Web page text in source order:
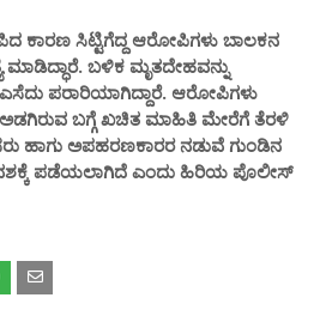
ಕಾರಣ ಸಿಟ್ಟಿಗೆದ್ದ ಆರೋಪಿಗಳು ಬಾಲಕನ
ಮಾಡಿದ್ಧಾರೆ. ಬಳಿಕ ಮೃತದೇಹವನ್ನು
ಎಸೆದು ಪರಾರಿಯಾಗಿದ್ದಾರೆ. ಆರೋಪಿಗಳು
ಅಡಗಿರುವ ಬಗ್ಗೆ ಖಚಿತ ಮಾಹಿತಿ ಮೇರೆಗೆ ತೆರಳಿ
ಹಾಗು ಅಪಹರಣಕಾರರ ನಡುವೆ ಗುಂಡಿನ
ವಶಕ್ಕೆ ಪಡೆಯಲಾಗಿದೆ ಎಂದು ಹಿರಿಯ ಪೊಲೀಸ್​